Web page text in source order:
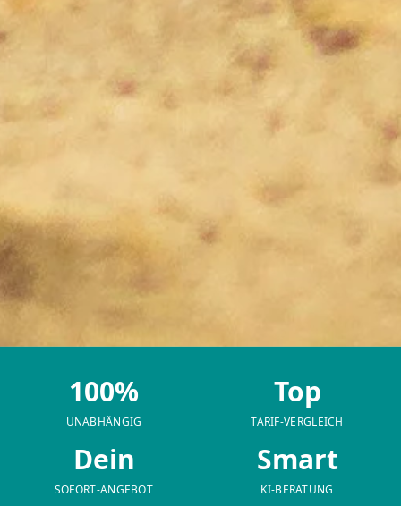
100%
UNABHÄNGIG
Top
TARIF-VERGLEICH
Dein
SOFORT-ANGEBOT
Smart
KI-BERATUNG